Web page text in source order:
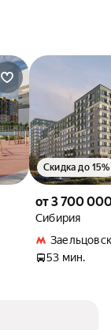
от 3 700
Сибирия
53 мин.
Скидка до 15%